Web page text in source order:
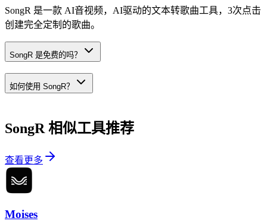
SongR 是一款 AI音视频，AI驱动的文本转歌曲工具，3次点击
创建完全定制的歌曲。
SongR 是免费的吗？
如何使用 SongR？
SongR 相似工具推荐
查看更多
Moises